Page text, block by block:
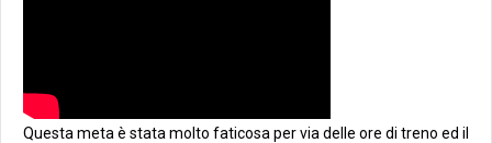
Questa meta è stata molto faticosa per via delle ore di treno ed il